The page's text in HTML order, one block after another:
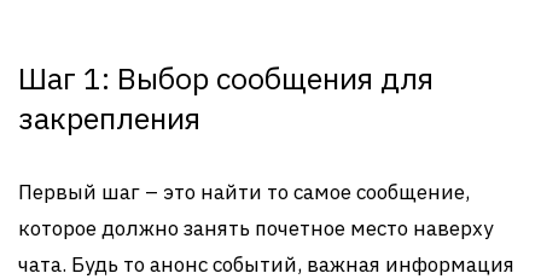
Шаг 1: Выбор сообщения для
закрепления
Первый шаг – это найти то самое сообщение,
которое должно занять почетное место наверху
чата. Будь то анонс событий, важная информация